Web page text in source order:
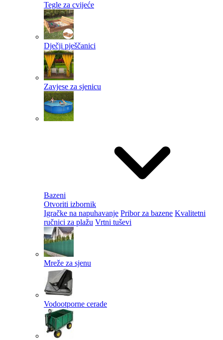
Tegle za cvijeće
Dječji pješčanici
Zavjese za sjenicu
Bazeni
Otvoriti izbornik
Igračke na napuhavanje Pribor za bazene Kvalitetni
ručnici za plažu Vrtni tuševi
Mreže za sjenu
Vodootporne cerade